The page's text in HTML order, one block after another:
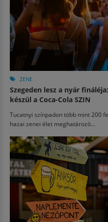
ZENE
Szegeden lesz a nyár
készül a Coca-Cola SZIN
Tucatnyi színpadon több mint 200
hazai zenei élet meghatározó...